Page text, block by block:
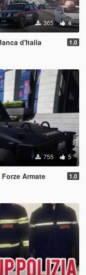
365 4
d'Italia 1.0
755 5
Forze Armate 1.0